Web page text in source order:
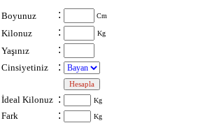
Boyunuz : Cm
Kilonuz : Kg
Yaşınız :
Cinsiyetiniz
:
İdeal Kilonuz : Kg
Fark : Kg